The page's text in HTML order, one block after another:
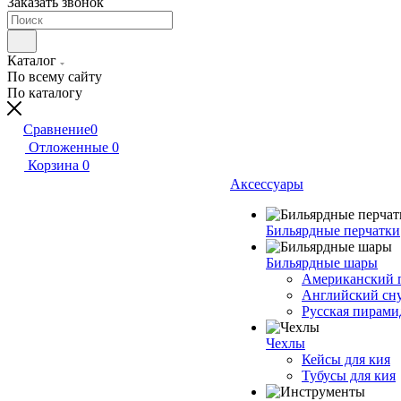
Каталог
По всему сайту
По каталогу
Сравнение0
Отложенные 0
Корзина 0
Аксессуары
Бильярдные перчатки
Бильярдные шары
Американский
Английский
Русская
Чехлы
Кейсы для кия
Тубусы для кия